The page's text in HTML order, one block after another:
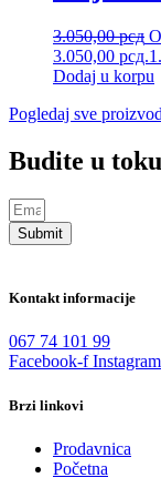
3.050,00рсд
3.050,00 рсд.
Dodaj u korpu
Pogledaj sve
Budite u
Submit
Kontakt informacije
067 74 101 99
Facebook-f Instagram
Brzi linkovi
Prodavnica
Početna